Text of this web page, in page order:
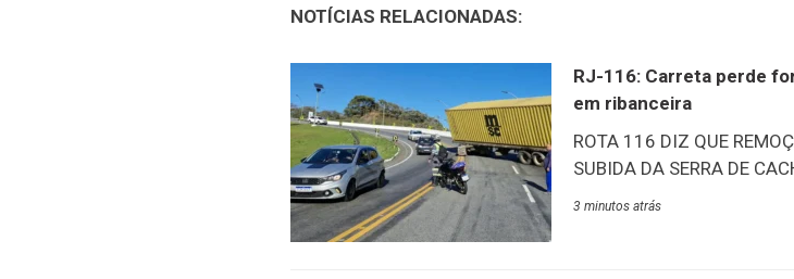
NOTÍCIAS RELACIONADAS:
RJ-116: Carreta perde
em ribanceira
ROTA 116 DIZ QUE
SUBIDA DA SERRA DE
Rota 116 concluiu com
3 minutos atrás